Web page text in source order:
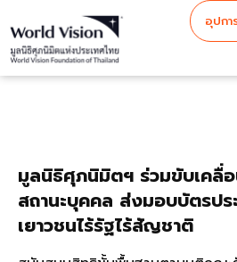
อุปกา
มูลนิธิศุภนิมิตฯ ร่วมขับเคลื่
สถานะบุคคล ส่งมอบบัตรปร
เยาวชนไร้รัฐไร้สัญชาติ